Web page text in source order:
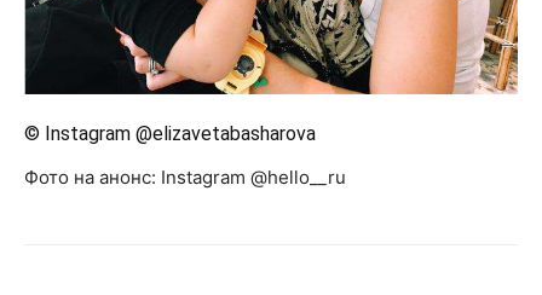
© Instagram @elizavetabasharova
Фото на анонс: Instagram @hello__ru